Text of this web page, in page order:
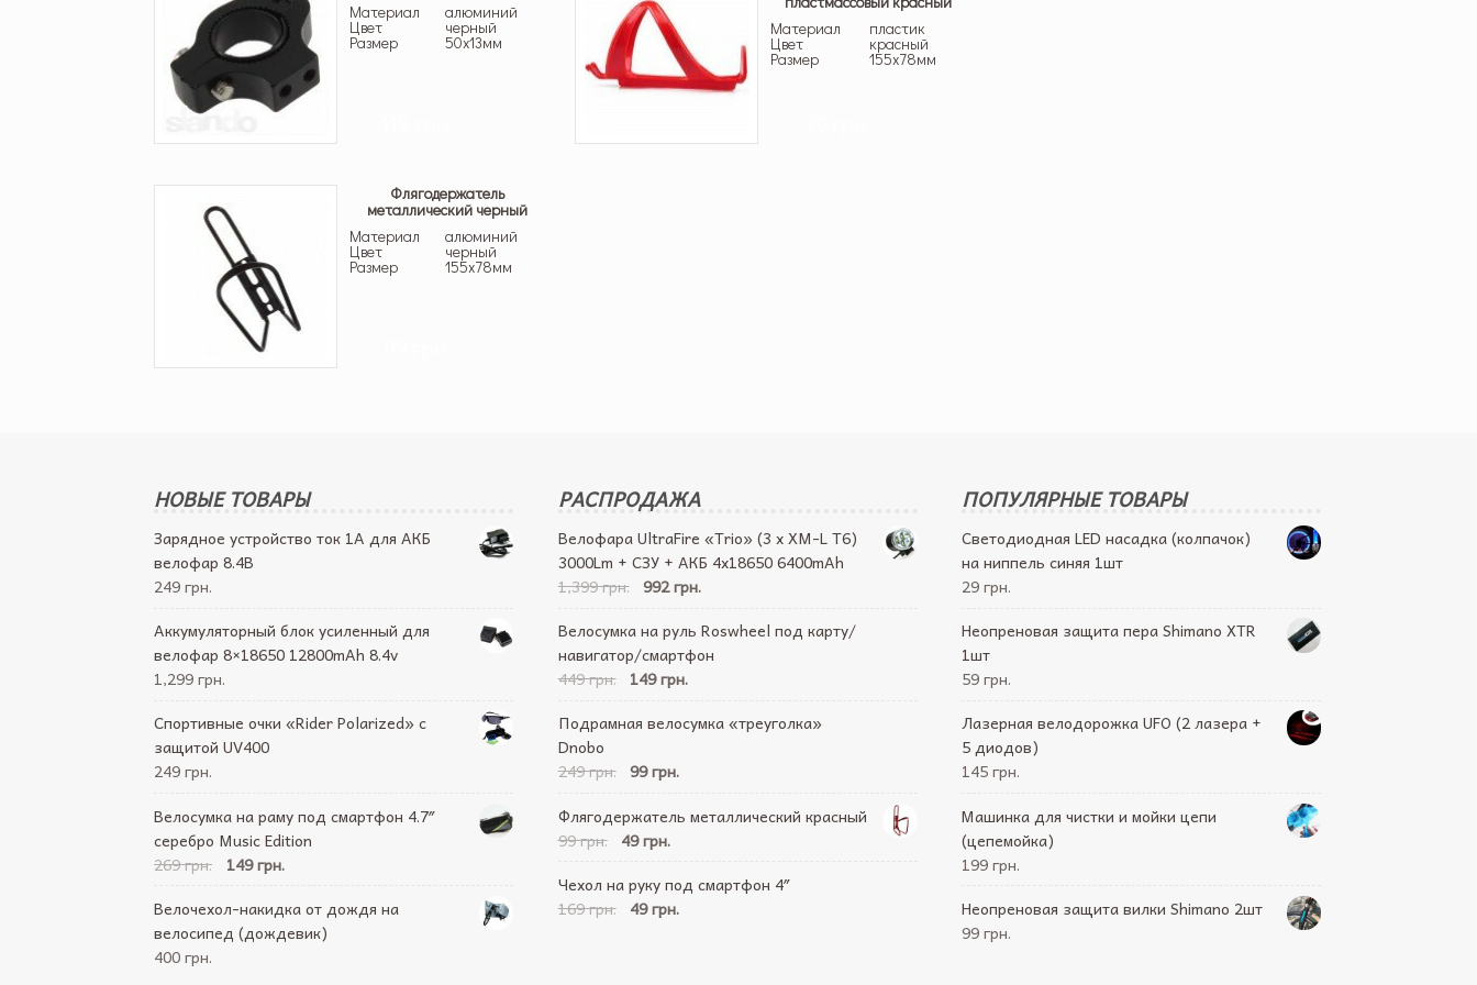
Материал алюминий
Цвет черный
Размер 50х13мм
Материал
пластик
Цвет красный
Размер 155х78мм
Флягодержатель
металлический черный
Материал
алюминий
Цвет черный
Размер 155х78мм
НОВЫЕ ТОВАРЫ
Зарядное устройство ток 1А для АКБ
велофар 8.4В
249 грн.
Аккумуляторный блок усиленный для
велофар 8×18650 12800mAh 8.4v
1,299 грн.
Спортивные очки «Rider Polarized» с
защитой UV400
249 грн.
Велосумка на раму под смартфон 4.7″
серебро Music Edition
269 грн.
149 грн.
Велочехол-накидка от дождя на
велосипед (дождевик)
400 грн.
РАСПРОДАЖА
Велофара UltraFire «Trio» (3 x XM-L T6)
3000Lm + СЗУ + АКБ 4х18650 6400mAh
1,399 грн.
992 грн.
Велосумка на руль Roswheel под карту/
навигатор/смартфон
449 грн.
149 грн.
Подрамная велосумка «треуголка»
Dnobo
249 грн.
99 грн.
Флягодержатель металлический красный
99 грн.
49 грн.
Чехол на руку под смартфон 4″
169 грн.
49 грн.
ПОПУЛЯРНЫЕ ТОВАРЫ
Светодиодная LED насадка (колпачок)
на ниппель синяя 1шт
29 грн.
Неопреновая защита пера Shimano XTR
1шт
59 грн.
Лазерная велодорожка UFO (2 лазера +
5 диодов)
145 грн.
Машинка для чистки и мойки цепи
(цепемойка)
199 грн.
Неопреновая защита вилки Shimano 2шт
99 грн.